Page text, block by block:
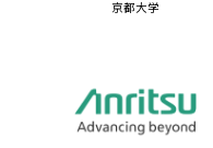
京都大学